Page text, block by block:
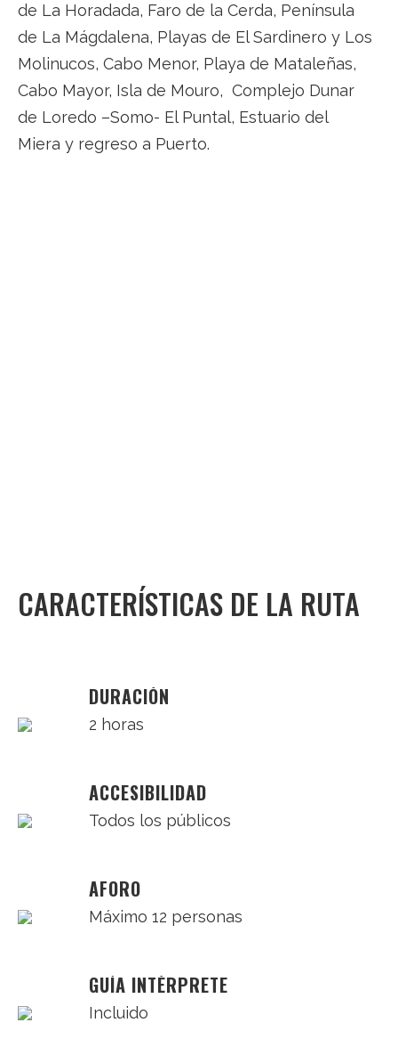
de La Horadada, Faro de la Cerda, Península
de La Mágdalena, Playas de El Sardinero y Los
Molinucos, Cabo Menor, Playa de Mataleñas,
Cabo Mayor, Isla de Mouro, Complejo Dunar
de Loredo –Somo- El Puntal, Estuario del
Miera y regreso a Puerto.
CARACTERÍSTICAS DE LA RUTA
DURACIÓN
2 horas
ACCESIBILIDAD
Todos los públicos
AFORO
Máximo 12 personas
GUÍA INTÉRPRETE
Incluido